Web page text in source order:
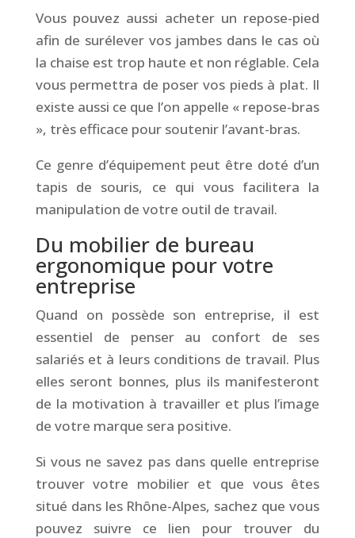
Vous pouvez aussi acheter un repose-pied
afin de surélever vos jambes dans le cas où
la chaise est trop haute et non réglable. Cela
vous permettra de poser vos pieds à plat. Il
existe aussi ce que l’on appelle « repose-bras
», très efficace pour soutenir l’avant-bras.
Ce genre d’équipement peut être doté d’un
tapis de souris, ce qui vous facilitera la
manipulation de votre outil de travail.
Du mobilier de bureau
ergonomique pour votre
entreprise
Quand on possède son entreprise, il est
essentiel de penser au confort de ses
salariés et à leurs conditions de travail. Plus
elles seront bonnes, plus ils manifesteront
de la motivation à travailler et plus l’image
de votre marque sera positive.
Si vous ne savez pas dans quelle entreprise
trouver votre mobilier et que vous êtes
situé dans les Rhône-Alpes, sachez que vous
pouvez suivre ce lien pour trouver du